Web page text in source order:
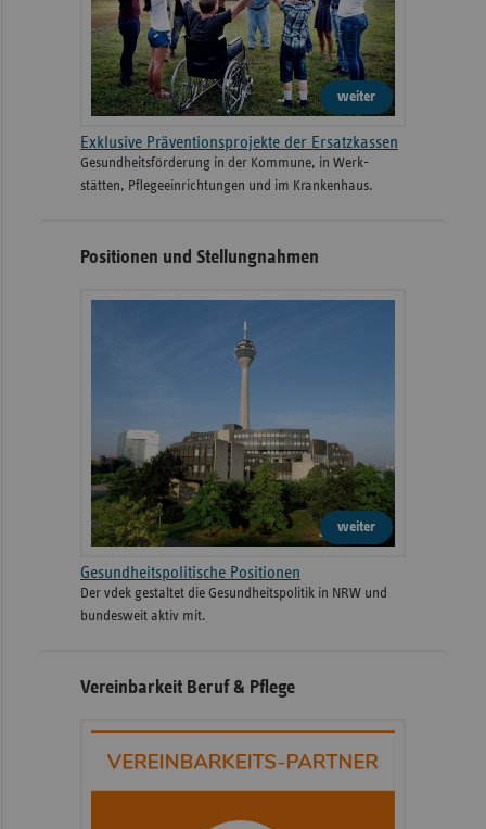
weiter
Exklusive Präventionsprojekte der Ersatzkassen
Gesund­heits­­förderung in der Kommune, in Werk­
stätten, Pflege­einrichtungen und im Kranken­haus.
Positionen und Stellungnahmen
weiter
Gesundheitspolitische Positionen
Der vdek gestaltet die Gesundheitspolitik in NRW und
bundesweit aktiv mit.
Vereinbarkeit Beruf & Pflege